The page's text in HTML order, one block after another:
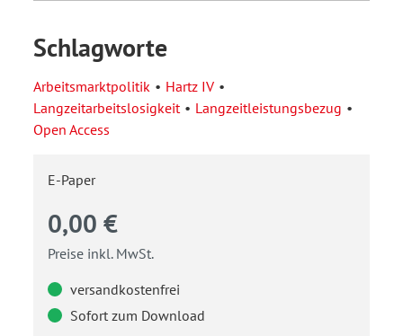
Schlagworte
Arbeitsmarktpolitik
Hartz IV
Langzeitarbeitslosigkeit
Langzeitleistungsbezug
Open Access
E-Paper
0,00 €
Preise inkl. MwSt.
versandkostenfrei
Sofort zum Download